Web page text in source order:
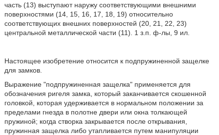
часть (13) выступают наружу соответствующими внешними
поверхностями (14, 15, 16, 17, 18, 19) относительно
соответствующих внешних поверхностей (20, 21, 22, 23)
центральной металлической части (11). 1 з.п. ф-лы, 9 ил.
Настоящее изобретение относится к подпружиненной защелке
для замков.
Выражение "подпружиненная защелка" применяется для
обозначения ригеля замка, который заканчивается скошенной
головкой, которая удерживается в нормальном положении за
пределами гнезда в полотне двери или окна толкающей
пружиной; когда створка закрывается после открывания,
пружинная защелка либо утапливается путем манипуляции